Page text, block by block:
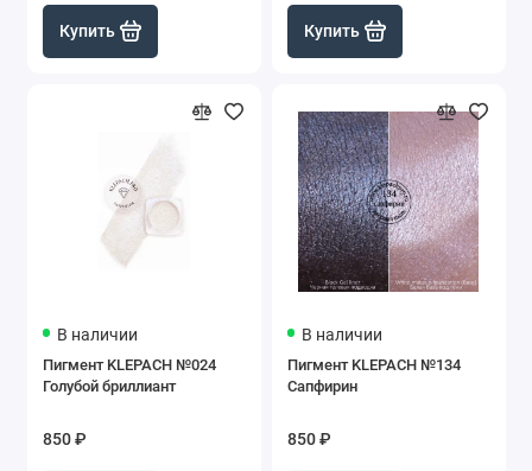
Купить Купить
В наличии
Пигмент KLEPACH №024
Голубой бриллиант
850 ₽
В наличии
Пигмент KLEPACH №134
Сапфирин
850 ₽